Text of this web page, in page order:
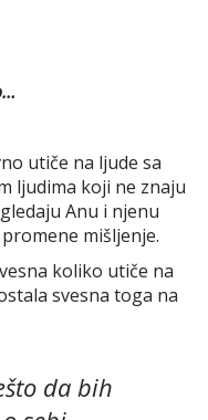
utiče na ljude sa
ljudima koji ne znaju
Anu i njenu
mišljenje.
koliko utiče na
svesna toga na
da bih